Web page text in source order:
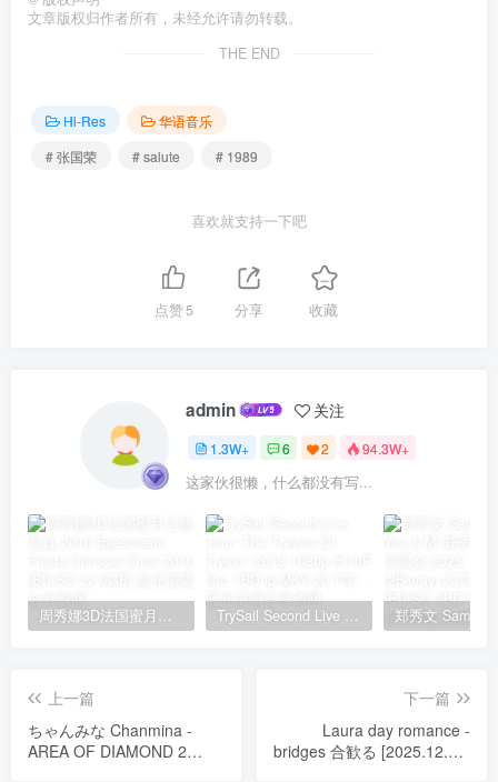
文章版权归作者所有，未经允许请勿转载。
THE END
Hi-Res
华语音乐
# 张国荣
# salute # 1989
喜欢就支持一下吧
点赞5 分享 收藏
admin 关注
1.3W+ 6 2 94.3W+
这家伙很懒，什么都没有写...
周秀娜3D法国蜜月之旅写真 2010 Eyescream Fiesta Chrissie Chau 2010 [BDISO 22.9GB] TrySail Second Live Tour “The Travels Of Trysail” 2018 1080p Hi10P flac《BDrip MKV 20.7G》
上一篇
ちゃんみな Chanmina -
AREA OF DIAMOND 2
下一篇
Laura day romance -
bridges 合歓る [2025.12.24]